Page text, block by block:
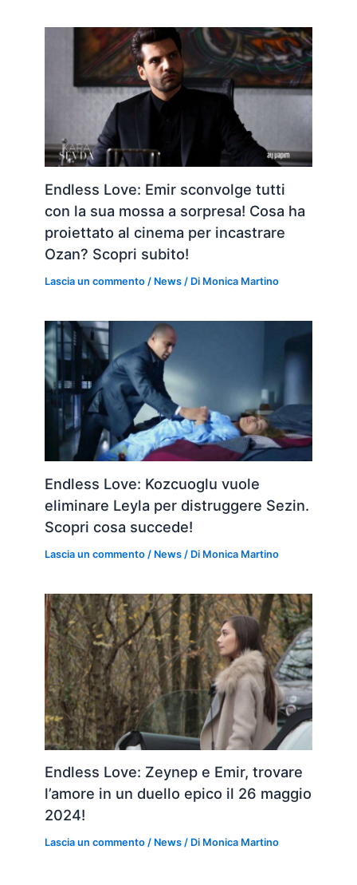
Endless Love: Emir sconvolge tutti
con la sua mossa a sorpresa! Cosa ha
proiettato al cinema per incastrare
Ozan? Scopri subito!
Lascia un commento / News / Di Monica Martino
Endless Love: Kozcuoglu vuole
eliminare Leyla per distruggere Sezin.
Scopri cosa succede!
Lascia un commento / News / Di Monica Martino
Endless Love: Zeynep e Emir, trovare
l’amore in un duello epico il 26 maggio
2024!
Lascia un commento / News / Di Monica Martino